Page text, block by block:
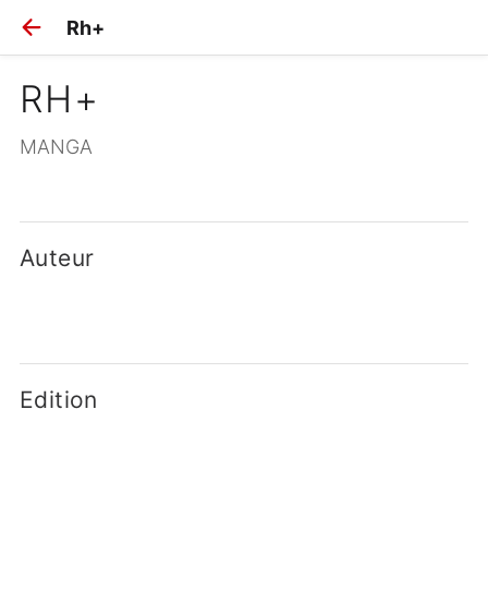
Rh+
RH+
MANGA
Auteur
Edition